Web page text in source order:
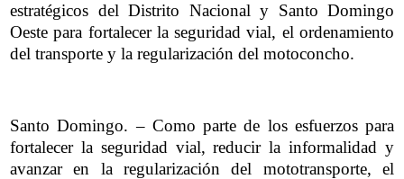
estratégicos del Distrito Nacional y Santo Domingo
Oeste para fortalecer la seguridad vial, el ordenamiento
del transporte y la regularización del motoconcho.
Santo Domingo. – Como parte de los esfuerzos para
fortalecer la seguridad vial, reducir la informalidad y
avanzar en la regularización del mototransporte, el